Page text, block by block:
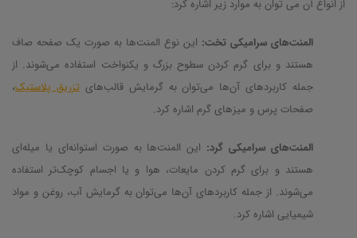
از انواع آن می توان به موارد زیر اشاره کرد:
المنت‌های سرامیکی تخت: این نوع المنت‌ها به صورت یک صفحه صاف
هستند و برای گرم کردن سطوح بزرگ و یکنواخت استفاده می‌شوند. از
جمله کاربردهای آن‌ها می‌توان به گرمایش قالب‌هایتزریق پلاستیک،
صفحات پرس و میزهای گرم اشاره کرد.
المنت‌های سرامیکی گرد: این المنت‌ها به صورت استوانه‌ای یا میله‌ای
هستند و برای گرم کردن مایعات، هوا و یا اجسام کوچک‌تر استفاده
می‌شوند. از جمله کاربردهای آن‌ها می‌توان به گرمایش آب، روغن و مواد
شیمیایی اشاره کرد.